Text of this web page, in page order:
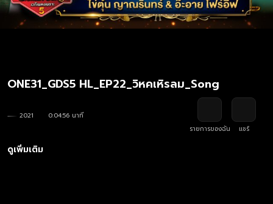
ONE31_GDS5 HL_EP22_วิหคเหิรลม_Song
2021
0:04:56 นาที
รายการของฉัน
แชร์
ดูเพิ่มเติม